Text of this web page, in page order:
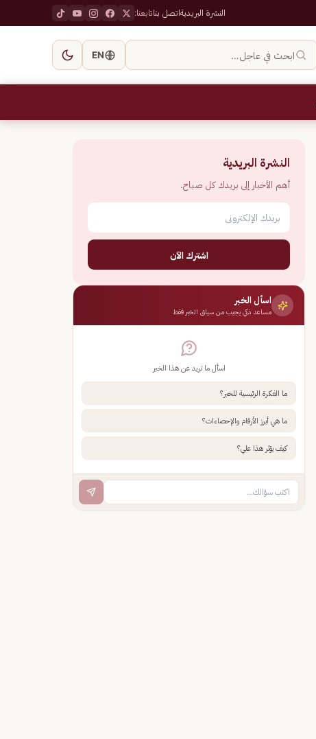
النشرة البريديةاتصل بناتابعنا:
ابحث في عاجل… EN
النشرة البريدية
أهم الأخبار إلى بريدك كل صباح.
اشترك الآن
اسأل الخبر
مساعد ذكي يجيب من سياق الخبر فقط
اسأل ما تريد عن هذا الخبر
ما الفكرة الرئيسية للخبر؟
ما هي أبرز الأرقام والإحصاءات؟
كيف يؤثر هذا علي؟